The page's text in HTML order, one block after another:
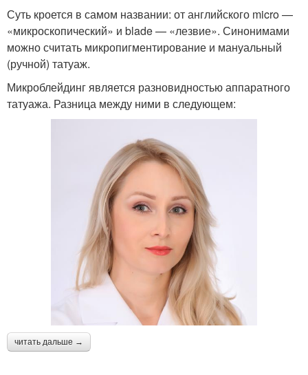
Суть кроется в самом названии: от английского micro —
«микроскопический» и blade — «лезвие». Синонимами
можно считать микропигментирование и мануальный
(ручной) татуаж.
Микроблейдинг является разновидностью аппаратного
татуажа. Разница между ними в следующем:
читать дальше →